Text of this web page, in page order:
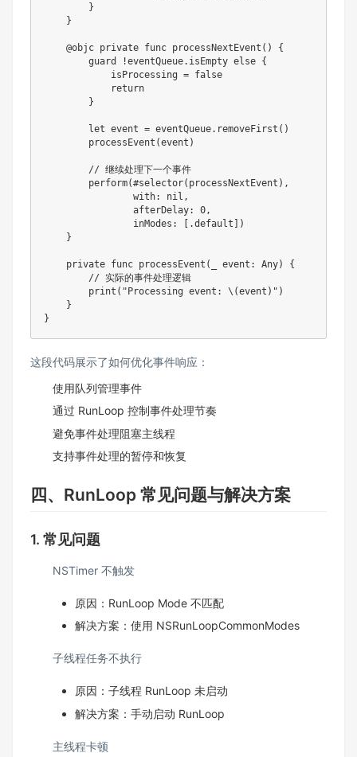
}
}
@objc private func processNextEvent ( )
{
guard
!eventQueue. isEmpty else {
            isProcessing
= false
return
}
let event = eventQueue. removeFirst ( )
processEvent (event )
// 继续处理下一个事件
perform(#selector( processNextEvent ) ,
                with
: nil ,
                afterDelay
: 0,
                inModes
: [ .default ] )
}
private func processEvent ( event : Any)
{
// 实际的事件处理逻辑
print ( "Processing event: \(event ) " )
}
}
这段代码展示了如何优化事件响应：
使用队列管理事件
通过 RunLoop 控制事件处理节奏
避免事件处理阻塞主线程
支持事件处理的暂停和恢复
四、RunLoop 常见问题与解决方案
1. 常见问题
NSTimer 不触发
原因：RunLoop Mode 不匹配
解决方案：使用 NSRunLoopCommonModes
子线程任务不执行
原因：子线程 RunLoop 未启动
解决方案：手动启动 RunLoop
主线程卡顿